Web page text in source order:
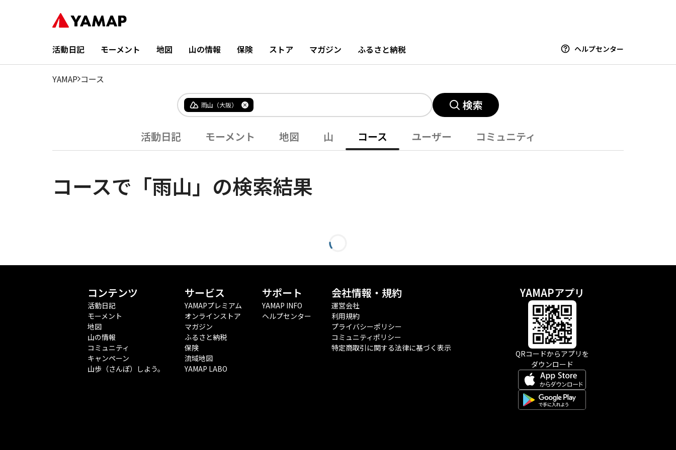
活動日記 モーメント 地図 山の情報 保険 ストア マガジン ふるさと納税 ヘルプセンター
YAMAP コース
雨山（大阪） 検索
活動日記 モーメント 地図 山 コース ユーザー コミュニティ
コースで「雨山」の検索結果
コンテンツ
活動日記
モーメント
地図
山の情報
コミュニティ
キャンペーン
山歩（さんぽ）しよう。
サービス
YAMAPプレミアム
オンラインストア
マガジン
ふるさと納税
保険
流域地図
YAMAP LABO
サポート
YAMAP INFO
ヘルプセンター
会社情報・規約
運営会社
利用規約
プライバシーポリシー
コミュニティポリシー
特定商取引に関する法律に基づく表示
YAMAPアプリ
QRコードからアプリを
ダウンロード